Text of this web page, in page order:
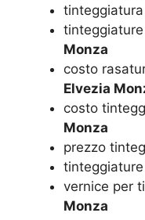
Monza
costo
Elvezia
costo
Monza
prezzo
tinteggiature
vernice per
Monza